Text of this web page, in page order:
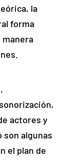
la
forma
actores y
algunas
el plan de